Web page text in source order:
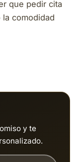
que pedir cita
comodidad
y te